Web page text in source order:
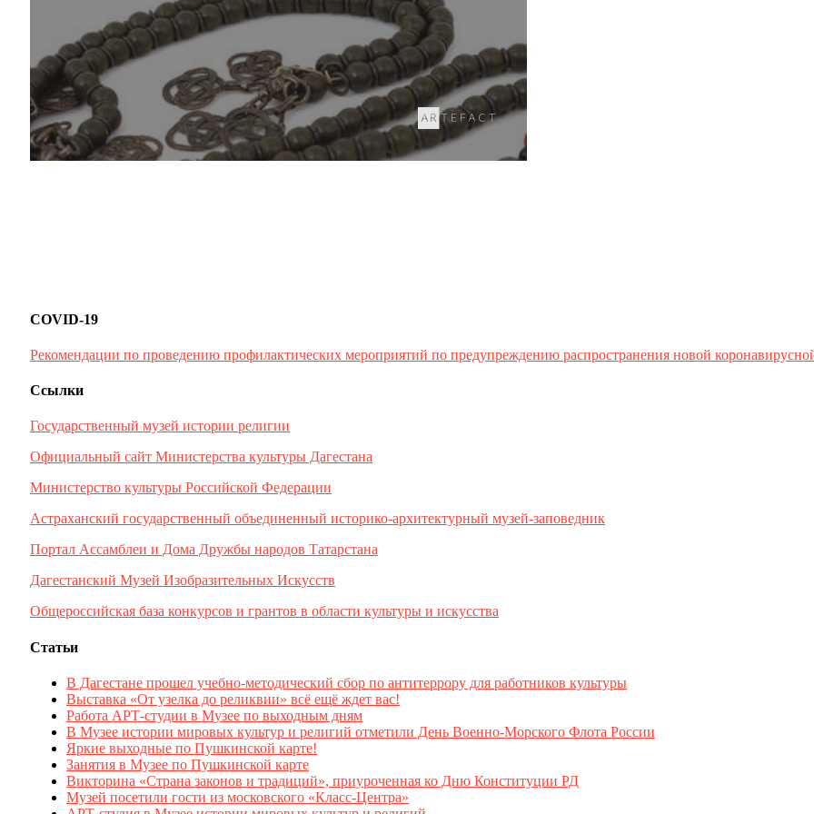
COVID-19
Рекомендации по проведению профилактических мероприятий по предупреждению распространения новой
Ссылки
Государственный музей истории религии
Официальный сайт Министерства культуры Дагестана
Министерство культуры Российской Федерации
Астраханский государственный объединенный историко-архитектурный музей-заповедник
Портал Ассамблеи и Дома Дружбы народов Татарстана
Дагестанский Музей Изобразительных Искусств
Общероссийская база конкурсов и грантов в области культуры и искусства
Статьи
В Дагестане прошел учебно-методический сбор по антитеррору для работников культуры
Выставка «От узелка до реликвии» всё ещё ждет вас!
Работа АРТ-студии в Музее по выходным дням
В Музее истории мировых культур и религий отметили День Военно-Морского Флота России
Яркие выходные по Пушкинской карте!
Занятия в Музее по Пушкинской карте
Викторина «Страна законов и традиций», приуроченная ко Дню Конституции РД
Музей посетили гости из московского «Класс-Центра»